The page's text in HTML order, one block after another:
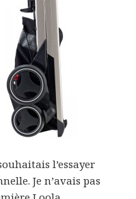
l’essayer
Je n’avais pas